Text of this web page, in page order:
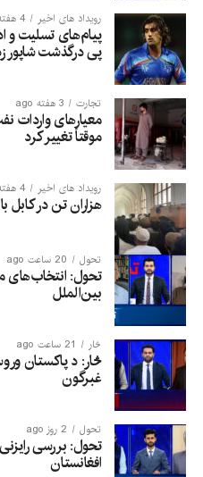
رویداد های اخیر 4 هفته ago
پیام‌های تسلیت و
پی درگذشت شاپور
تجارت 3 هفته ago
معیارهای واردات
موقتاً تغییر کرد
رویداد های اخیر 4 هفته ago
هزاران تن در کابل
تحول 20 ساعت ago
تحول:
بین‌الملل
څار 21 ساعت ago
څار: د پاکستان
غبرگون
تحول 2 روز ago
تحول: بررسی
افغانستان